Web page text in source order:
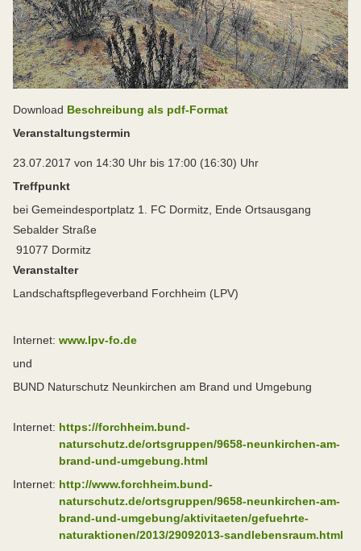
Download Beschreibung als pdf-Format
Veranstaltungstermin
23.07.2017 von 14:30 Uhr bis 17:00 (16:30) Uhr
Treffpunkt
bei Gemeindesportplatz 1. FC Dormitz, Ende Ortsausgang
Sebalder Straße
91077 Dormitz
Veranstalter
Landschaftspflegeverband Forchheim (LPV)
Internet: www.lpv-fo.de
und
BUND Naturschutz Neunkirchen am Brand und Umgebung
Internet: https://forchheim.bund-
naturschutz.de/ortsgruppen/9658-neunkirchen-am-
brand-und-umgebung.html
Internet: http://www.forchheim.bund-
naturschutz.de/ortsgruppen/9658-neunkirchen-am-
brand-und-umgebung/aktivitaeten/gefuehrte-
naturaktionen/2013/29092013-sandlebensraum.html